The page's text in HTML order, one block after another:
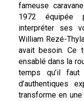
fameuse
1972 équipée
interpréter ses
William Rezé-
avait besoin. Ce
ensablé dans la
temps qu’il
d’authentiques
transforme en